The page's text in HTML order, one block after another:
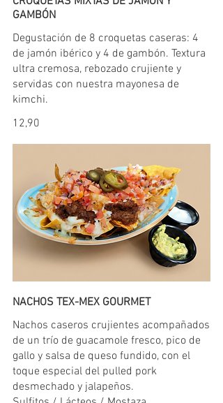
GAMBÓN
Degustación de 8 croquetas caseras: 4
de jamón ibérico y 4 de gambón. Textura
ultra cremosa, rebozado crujiente y
servidas con nuestra mayonesa de
kimchi.
12,90
NACHOS TEX-MEX GOURMET
Nachos caseros crujientes acompañados
de un trío de guacamole fresco, pico de
gallo y salsa de queso fundido, con el
toque especial del pulled pork
desmechado y jalapeños.